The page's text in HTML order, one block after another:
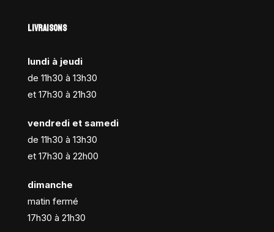
LIVRAISONS
lundi à jeudi
de 11h30 à 13h30
et 17h30 à 21h30
vendredi et samedi
de 11h30 à 13h30
et 17h30 à 22h00
dimanche
matin fermé
17h30 à 21h30